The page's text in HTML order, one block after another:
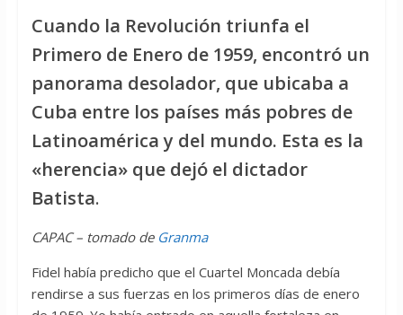
Cuando la Revolución triunfa el
Primero de Enero de 1959, encontró un
panorama desolador, que ubicaba a
Cuba entre los países más pobres de
Latinoamérica y del mundo. Esta es la
«herencia» que dejó el dictador
Batista.
CAPAC – tomado de Granma
Fidel había predicho que el Cuartel Moncada debía
rendirse a sus fuerzas en los primeros días de enero